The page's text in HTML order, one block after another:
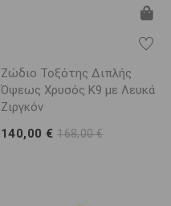
Ζώδιο Τοξότης Διπλής
Όψεως Χρυσός K9 με Λευκά
Ζιργκόν
140,00 €168,00 €